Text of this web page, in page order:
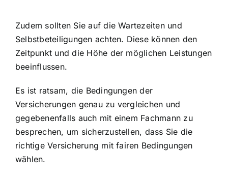
Zudem sollten Sie auf die Wartezeiten und
Selbstbeteiligungen achten. Diese können den
Zeitpunkt und die Höhe der möglichen Leistungen
beeinflussen.
Es ist ratsam, die Bedingungen der
Versicherungen genau zu vergleichen und
gegebenenfalls auch mit einem Fachmann zu
besprechen, um sicherzustellen, dass Sie die
richtige Versicherung mit fairen Bedingungen
wählen.